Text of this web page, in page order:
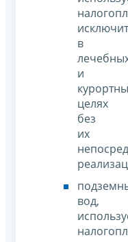
в
и
целях
без
их
вод,